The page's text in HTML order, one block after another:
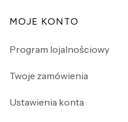
Linki w stopce
MOJE KONTO
Program lojalnościowy
Twoje zamówienia
Ustawienia konta